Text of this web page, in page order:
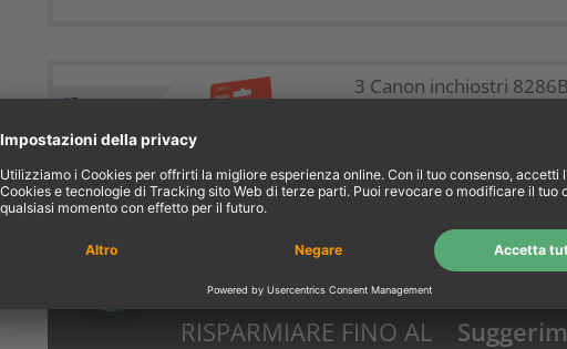
3 Canon inchiostri
x PG-545XL + 1 x CL-
RISPARMIARE FINO AL